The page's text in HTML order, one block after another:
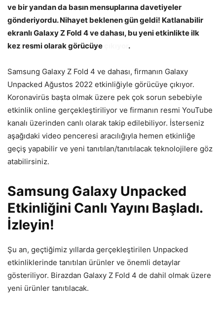
ve bir yandan da basın mensuplarına davetiyeler
gönderiyordu. Nihayet beklenen gün geldi! Katlanabilir
ekranlı Galaxy Z Fold 4 ve dahası, bu yeni etkinlikte ilk
kez resmi olarak görücüye
.
Samsung Galaxy Z Fold 4 ve dahası, firmanın Galaxy
Unpacked Ağustos 2022 etkinliğiyle görücüye çıkıyor.
Koronavirüs başta olmak üzere pek çok sorun sebebiyle
etkinlik online gerçekleştiriliyor ve firmanın resmi YouTube
kanalı üzerinden canlı olarak takip edilebiliyor. İsterseniz
aşağıdaki video penceresi aracılığıyla hemen etkinliğe
geçiş yapabilir ve yeni tanıtılan/tanıtılacak teknolojilere göz
atabilirsiniz.
Samsung Galaxy Unpacked
Etkinliğini Canlı Yayını Başladı.
İzleyin!
Şu an, geçtiğimiz yıllarda gerçekleştirilen Unpacked
etkinliklerinde tanıtılan ürünler ve önemli detaylar
gösteriliyor. Birazdan Galaxy Z Fold 4 de dahil olmak üzere
yeni ürünler tanıtılacak.